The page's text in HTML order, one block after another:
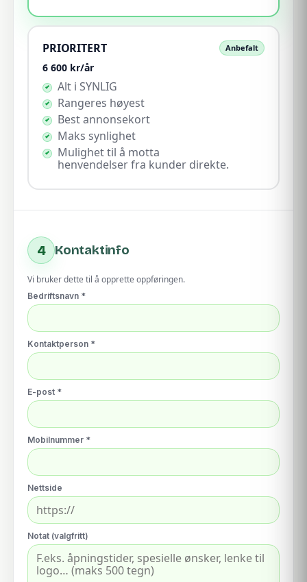
PRIORITERT Anbefalt
6 600 kr/år
Alt i SYNLIG
Rangeres høyest
Best annonsekort
Maks synlighet
Mulighet til å motta
henvendelser fra kunder direkte.
4 Kontaktinfo
Vi bruker dette til å opprette oppføringen.
Bedriftsnavn *
Kontaktperson *
E-post *
Mobilnummer *
Nettside
Notat (valgfritt)